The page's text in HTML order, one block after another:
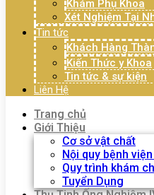
Khám Phụ Khoa
Xét Nghiệm Tại
Tin tức
Khách Hàng
Kiến Thức y Khoa
Tin tức & sự kiện
Liên Hệ
Trang chủ
Giới Thiệu
Cơ sở vật chất
Nội quy bệnh
Quy trình khám
Tuyển Dụng